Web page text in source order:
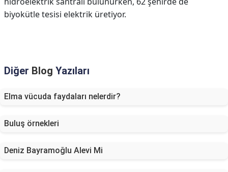
biyokütle tesisi elektrik üretiyor.
Diğer Blog Yazıları
Elma vücuda faydaları nelerdir?
Buluş örnekleri
Deniz Bayramoğlu Alevi Mi